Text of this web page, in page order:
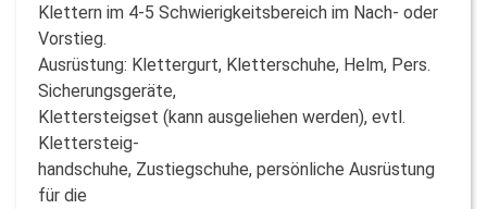
Klettern im 4-5 Schwierigkeitsbereich im Nach- oder
Vorstieg.
Ausrüstung: Klettergurt, Kletterschuhe, Helm, Pers.
Sicherungsgeräte,
Klettersteigset (kann ausgeliehen werden), evtl.
Klettersteig-
handschuhe, Zustiegschuhe, persönliche Ausrüstung
für die